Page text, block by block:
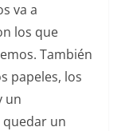
va a
los que
También
papeles, los
un
quedar un